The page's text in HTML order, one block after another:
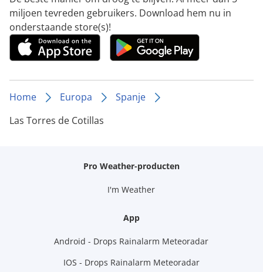
miljoen tevreden gebruikers. Download hem nu in
onderstaande store(s)!
Home Europa
Spanje
Las Torres de Cotillas
Pro Weather-producten
I'm Weather
App
Android - Drops Rainalarm Meteoradar
IOS - Drops Rainalarm Meteoradar